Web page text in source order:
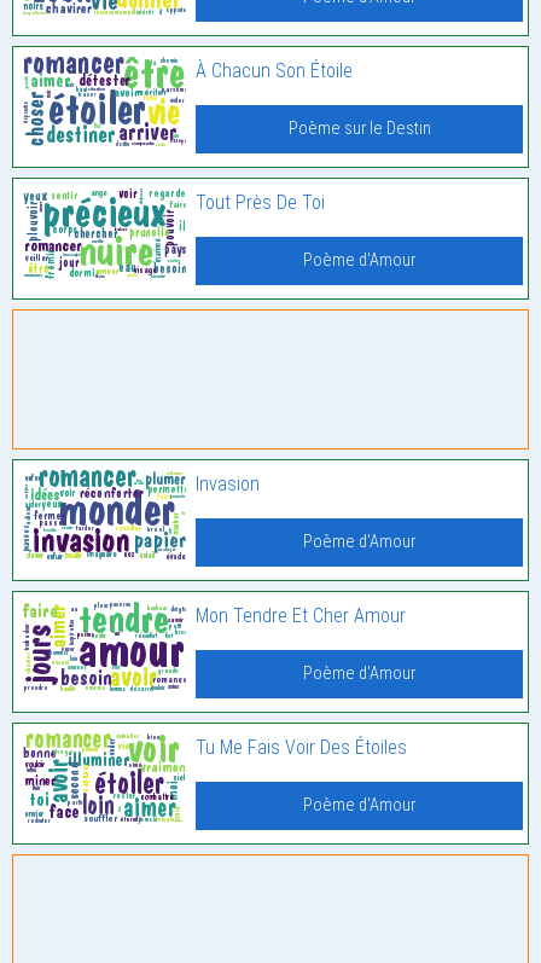
À Chacun Son Étoile
Poème sur le Destin
Tout Près De Toi
Poème d'Amour
Invasion
Poème d'Amour
Mon Tendre Et Cher Amour
Poème d'Amour
Tu Me Fais Voir Des Étoiles
Poème d'Amour